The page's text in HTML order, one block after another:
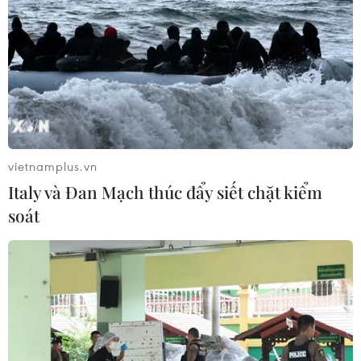
08/08/2026 15:01
Chuyên gia Nhật Bản nói Việt Nam
nên ưu tiên sản xuất và đóng gói chip
bán dẫn
08/08/2026 13:28
Nông sản Việt Nam còn nhiều dư địa
tại thị trường Algeria
08/08/2026 12:55
Xem thêm
vietnamplus.vn
Italy và Đan Mạch thúc đẩy siết chặt kiểm
soát